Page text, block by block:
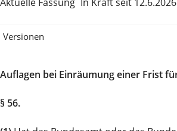
Versionen
Auflagen bei Einräumung einer Frist
§ 56.